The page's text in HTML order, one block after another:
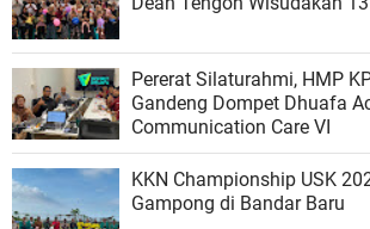
Pererat Silaturahmi, HMP
Gandeng Dompet Dhuafa
Communication Care VI
KKN Championship USK
Gampong di Bandar Baru